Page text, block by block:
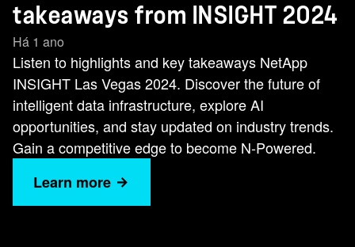
takeaways from INSIGHT 2024
Há 1 ano
Listen to highlights and key takeaways NetApp
INSIGHT Las Vegas 2024. Discover the future of
intelligent data infrastructure, explore AI
opportunities, and stay updated on industry trends.
Gain a competitive edge to become N-Powered.
Learn more